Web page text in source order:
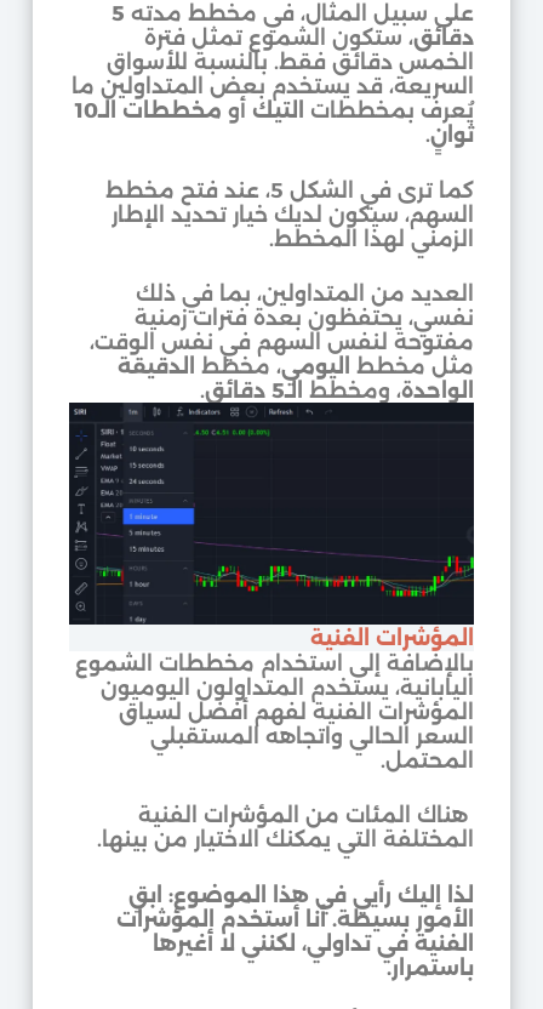
على سبيل المثال، في مخطط مدته 5
دقائق، ستكون الشموع تمثل فترة
الخمس دقائق فقط. بالنسبة للأسواق
السريعة، قد يستخدم بعض المتداولين ما
يُعرف بمخططات
التيك أو
مخططات الـ10
ثوانٍ.
كما ترى في الشكل 5، عند فتح مخطط
السهم، سيكون لديك خيار تحديد الإطار
الزمني لهذا المخطط.
العديد من المتداولين، بما في ذلك
نفسي، يحتفظون بعدة فترات زمنية
مفتوحة لنفس السهم في نفس الوقت،
مثل مخطط
اليومي، مخطط
الدقيقة
الواحدة، ومخطط الـ5 دقائق .
المؤشرات الفنية
بالإضافة إلى استخدام مخططات الشموع
اليابانية، يستخدم المتداولون اليوميون
المؤشرات الفنية لفهم أفضل لسياق
السعر الحالي واتجاهه المستقبلي
المحتمل.
هناك المئات من المؤشرات الفنية
المختلفة التي يمكنك الاختيار من بينها.
لذا إليك رأيي في هذا الموضوع: ابقِ
الأمور بسيطة. أنا أستخدم المؤشرات
الفنية في تداولي، لكنني لا أغيرها
باستمرار.